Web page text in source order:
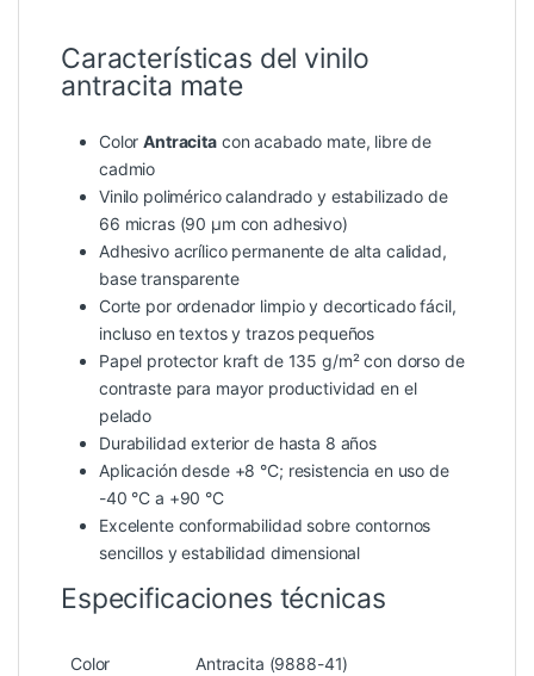
Características del vinilo
antracita mate
ColorAntracitacon acabado mate, libre de
cadmio
Vinilo polimérico calandrado y estabilizado de
66 micras (90 µm con adhesivo)
Adhesivo acrílico permanente de alta calidad,
base transparente
Corte por ordenador limpio y decorticado fácil,
incluso en textos y trazos pequeños
Papel protector kraft de 135 g/m² con dorso de
contraste para mayor productividad en el
pelado
Durabilidad exterior de hasta 8 años
Aplicación desde +8 °C; resistencia en uso de
-40 °C a +90 °C
Excelente conformabilidad sobre contornos
sencillos y estabilidad dimensional
Especificaciones técnicas
Color Antracita (9888-41)